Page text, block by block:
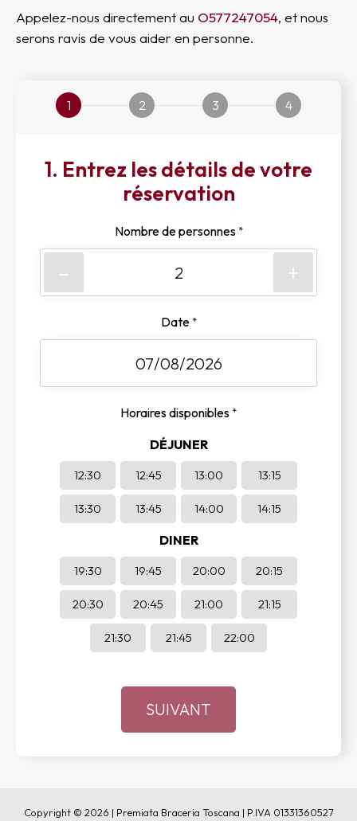
Appelez-nous directement au O577247054, et nous
serons ravis de vous aider en personne.
1 2 3 4
1. Entrez les détails de votre
réservation
Nombre de personnes *
- +
Date *
Horaires disponibles *
DÉJUNER
12:30 12:45 13:00 13:15
13:30 13:45 14:00 14:15
DINER
19:30 19:45 20:00 20:15
20:30 20:45 21:00 21:15
21:30 21:45 22:00
Copyright © 2026 | Premiata Braceria Toscana | P.IVA 01331360527